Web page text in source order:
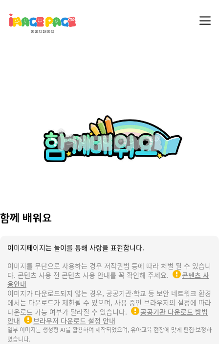
함께 배워요
이미지페이지는 놀이를 통해 사랑을 표현합니다.
이미지를 무단으로 사용하는 경우 저작권법 등에 따라 처벌 될 수 있습니
다. 콘텐츠 사용 전 콘텐츠 사용 안내를 꼭 확인해 주세요.
콘텐츠 사
용안내
이미지가 다운로드되지 않는 경우, 공공기관·학교 등 보안 네트워크 환경
에서는 다운로드가 제한될 수 있으며, 사용 중인 브라우저의 설정에 따라
다운로드 가능 여부가 달라질 수 있습니다.
공공기관 다운로드 방법
안내
브라우저 다운로드 설정 안내
일부 이미지는 생성형 AI를 활용하여 제작되었으며, 유아교육 현장에 맞게 편집·보정하
였습니다.